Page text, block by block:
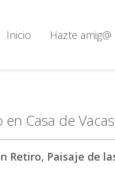
Inicio Hazte amig@
Casa de
Retiro, Paisaje de